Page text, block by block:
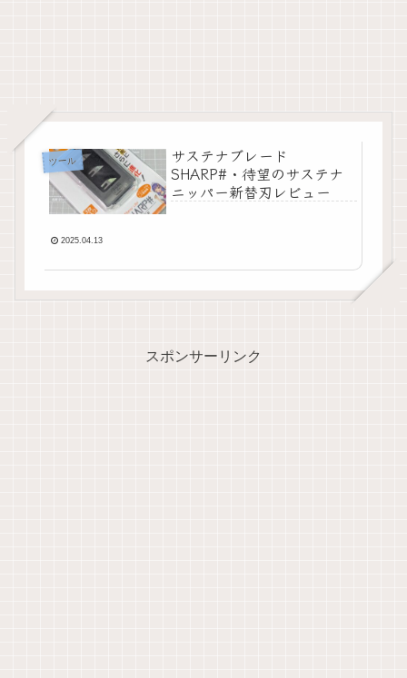
ツール
サステナブレード
SHARP#・待望のサステナ
ニッパー新替刃レビュー
2025.04.13
スポンサーリンク